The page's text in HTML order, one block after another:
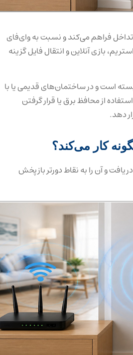
فراهم می‌کند و نسبت به وای‌فای
بازی آنلاین و انتقال فایل گزینه
است و در ساختمان‌های قدیمی یا با
از محافظ برق یا قرار گرفتن
دهد.
و آن را به نقاط دورتر بازپخش